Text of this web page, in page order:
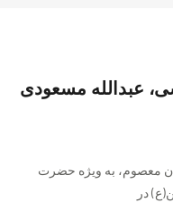
عبدالله مسعودی
معصوم، به ویژه حضرت
در